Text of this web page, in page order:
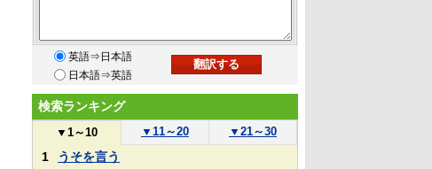
英語⇒日本語
日本語⇒英語
検索ランキング
▼ 1～10 ▼ 11～20 ▼ 21～30
1
うそを言う